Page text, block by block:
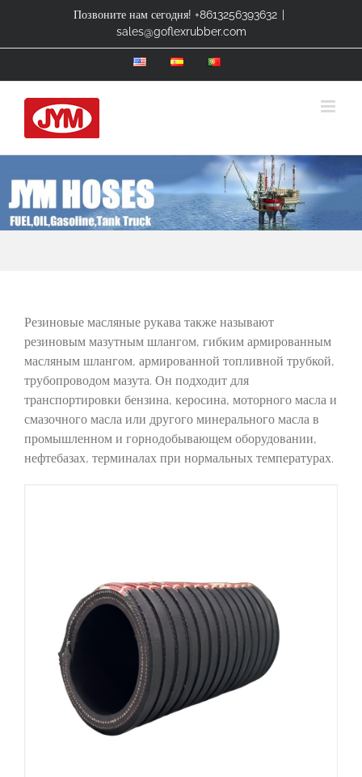
content
Позвоните нам сегодня! +8613256393632
sales@goflexrubber.com
Резиновые масляные рукава также называют
резиновым мазутным шлангом, гибким армированным
масляным шлангом, армированной топливной трубкой,
трубопроводом мазута. Он подходит для
транспортировки бензина, керосина, моторного масла и
смазочного масла или другого минерального масла в
промышленном и горнодобывающем оборудовании,
нефтебазах, терминалах при нормальных температурах.